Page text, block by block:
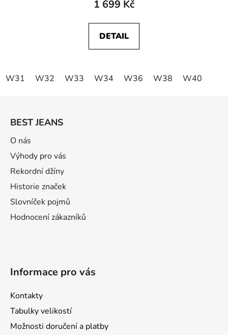
1 699 Kč
DETAIL
W31 W32 W33 W34 W36 W38 W40
BEST JEANS
O nás
Výhody pro vás
Rekordní džíny
Historie značek
Slovníček pojmů
Hodnocení zákazníků
Informace pro vás
Kontakty
Tabulky velikostí
Možnosti doručení a platby